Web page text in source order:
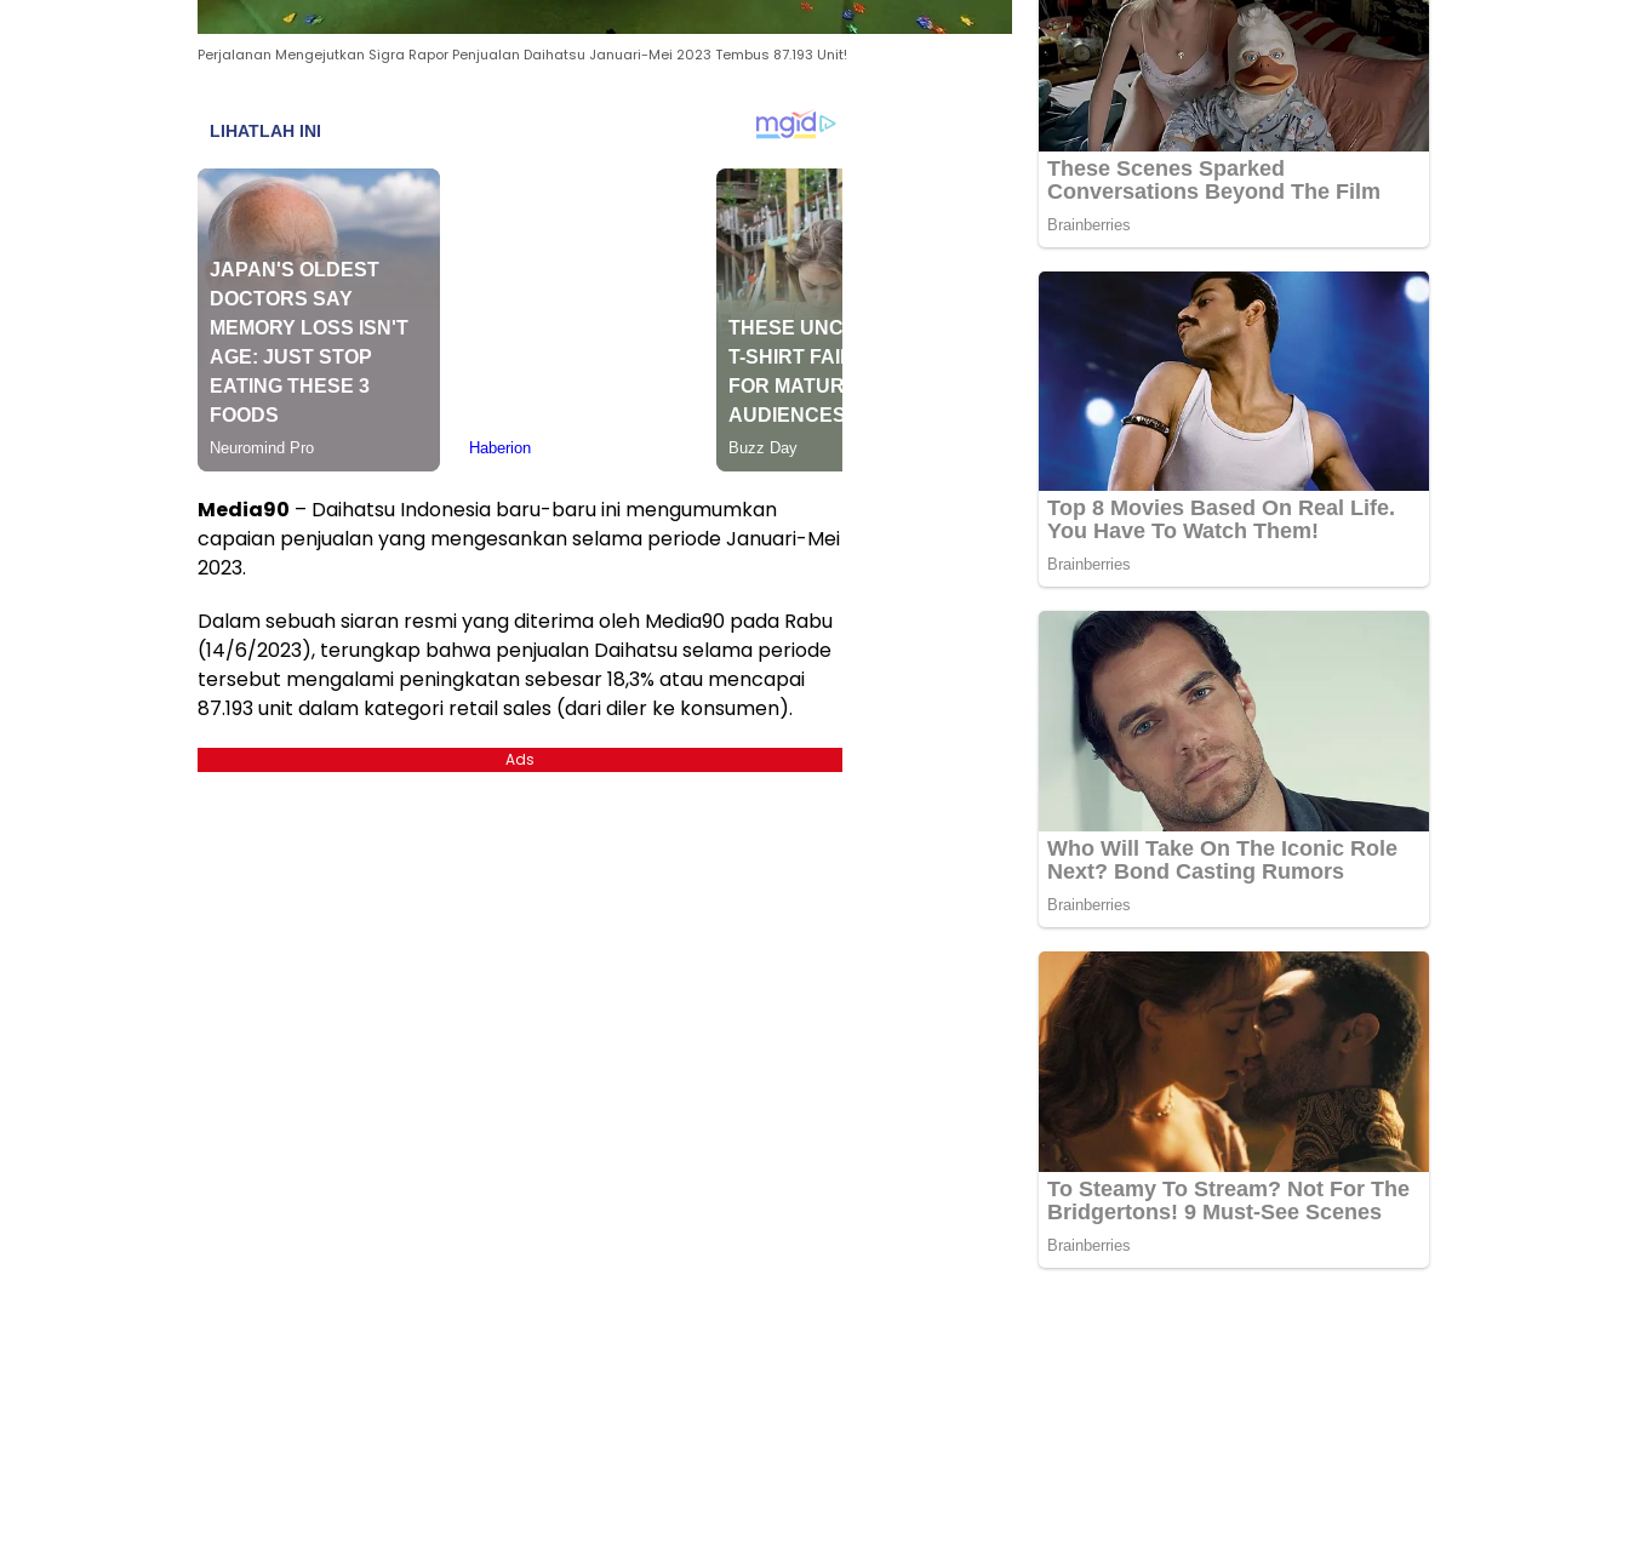
Perjalanan Mengejutkan Sigra Rapor Penjualan Daihatsu Januari-Mei 2023 Tembus 87.193 Unit!
Media90 – Daihatsu Indonesia baru-baru ini mengumumkan
capaian penjualan yang mengesankan selama periode Januari-Mei
2023.
Dalam sebuah siaran resmi yang diterima oleh Media90 pada Rabu
(14/6/2023), terungkap bahwa penjualan Daihatsu selama periode
tersebut mengalami peningkatan sebesar 18,3% atau mencapai
87.193 unit dalam kategori retail sales (dari diler ke konsumen).
Ads